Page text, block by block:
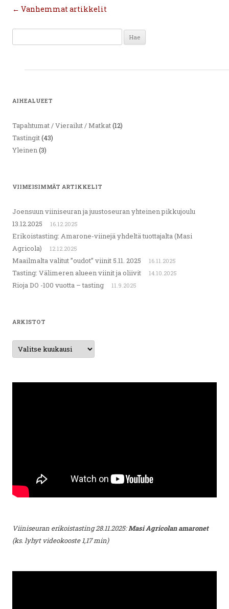
Artikkelien
← Vanhemmat artikkelit
AIHEALUEET
Tapahtumat / Vierailut / Matkat(12)
Tastingit(43)
Yleinen(3)
VIIMEISIMMÄT ARTIKKELIT
Joensuun viiniseuran ja juustoseuran yhteinen pikkujoulu
13.12.2025
16.12.2025
Erikoistasting: Amarone-viinejä yhdeltä tuottajalta (Masi
Agricola)
12.12.2025
Maailmalta valitut ”oudot” viinit 5.11. 2025 16.11.2025
Tasting: Välimeren alueen viinit ja oliivit 14.10.2025
Rioja DO -100 vuotta – tasting 11.9.2025
ARKISTOT
Arkistot
Viiniseuran erikoistasting 28.11.2025:Masi Agricolan amaronet
(ks. lyhyt videokooste 1,17 min)